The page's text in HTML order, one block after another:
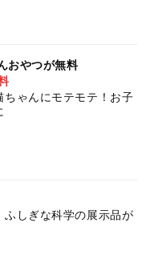
おやつが無料
ちゃんにモテモテ！お子
ふしぎな科学の展示品が